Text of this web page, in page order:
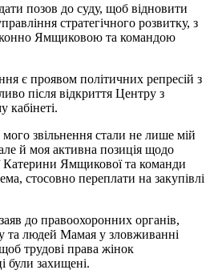
позов до суду, щоб відновити
стратегічного розвитку, з
Ямщиковою та командою
є проявом політичних репресій з
після відкриття Центру з
кабінеті.
звільнення стали не лише мій
й моя активна позиція щодо
Катерини Ямщикової та команди
стосовно переплати на закупівлі
до правоохоронних органів,
людей Мамая у зловживанні
трудові права жінок
були захищені.